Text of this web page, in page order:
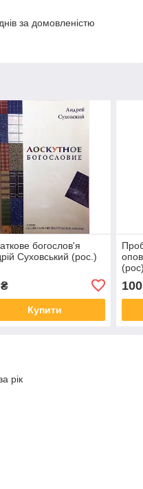
за домовленістю
богослов'я
Суховський (рос.)
Купити
100
рік